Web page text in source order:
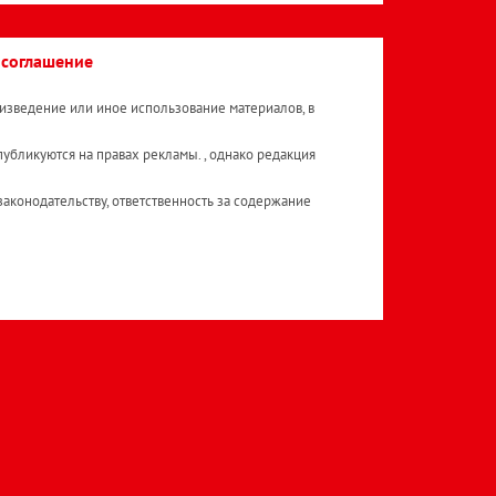
или иное использование материалов, в
на правах рекламы. , однако редакция
ответственность за содержание